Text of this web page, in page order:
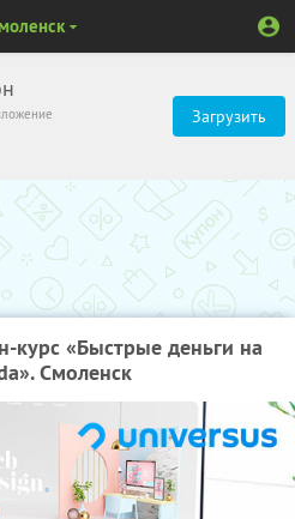
Загрузить
курс «Быстрые деньги на
Смоленск